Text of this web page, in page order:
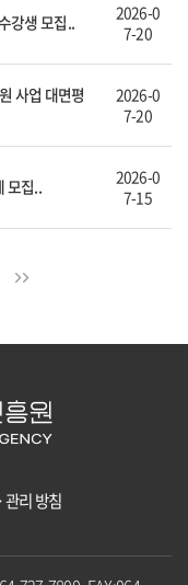
강생 모집..
2026-0
7-20
사업 대면평
2026-0
7-20
모집..
2026-0
7-15
리 방침